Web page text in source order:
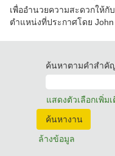
เพื่ออำนวยความสะดวกให้
ตำแหน่งที่ประกาศโดย
ค้นหาตามคำสำคั
แสดงตัวเลือกเพิ่มเ
ล้างข้อมูล